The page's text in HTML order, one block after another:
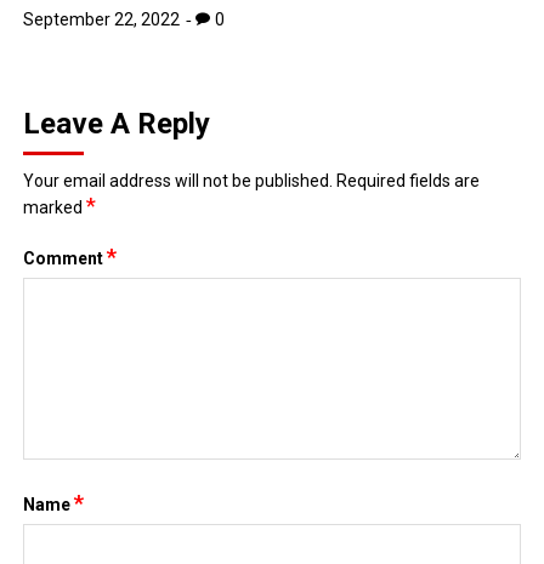
September 22, 2022 0
Leave A Reply
Your email address will not be published.
Required fields are
marked*
Comment*
Name*